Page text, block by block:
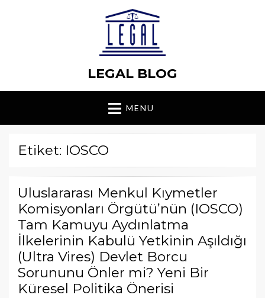
LEGAL BLOG
MENU
Etiket: IOSCO
Uluslararası Menkul Kıymetler
Komisyonları Örgütü’nün (IOSCO)
Tam Kamuyu Aydınlatma
İlkelerinin Kabulü Yetkinin Aşıldığı
(Ultra Vires) Devlet Borcu
Sorununu Önler mi? Yeni Bir
Küresel Politika Önerisi